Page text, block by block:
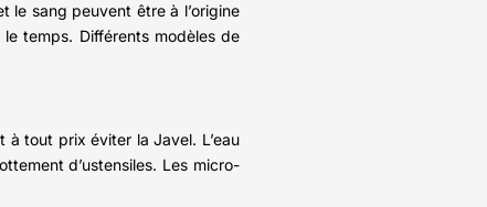
le sang peuvent être à l’origine
temps. Différents modèles de
tout prix éviter la Javel. L’eau
d’ustensiles. Les micro-